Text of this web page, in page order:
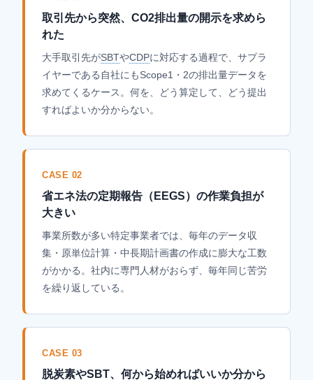
取引先から突然、CO2排出量の開示を求めら
れた
大手取引先がSBTやCDPに対応する過程で、サプラ
イヤーである自社にもScope1・2の排出量データを
求めてくるケース。何を、どう算定して、どう提出
すればよいか分からない。
CASE 02
省エネ法の定期報告（EEGS）の作業負担が
大きい
事業所数が多い特定事業者では、毎年のデータ収
集・原単位計算・中長期計画書の作成に膨大な工数
がかかる。社内に専門人材がおらず、毎年同じ苦労
を繰り返している。
CASE 03
脱炭素やSBT、何から始めればいいか分から